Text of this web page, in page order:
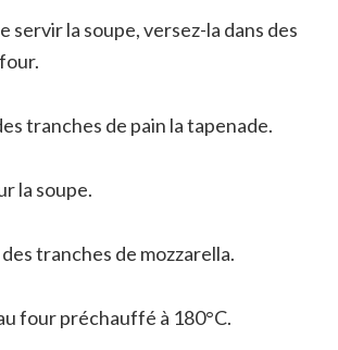
servir la soupe, versez-la dans des
tranches de pain la tapenade.
la soupe.
tranches de mozzarella.
four préchauffé à 180°C.